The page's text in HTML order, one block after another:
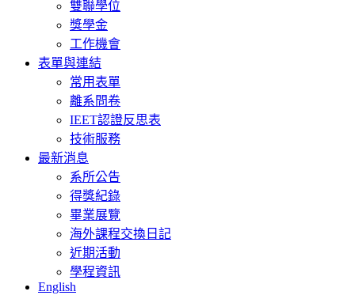
雙聯學位
獎學金
工作機會
表單與連結
常用表單
離系問卷
IEET認證反思表
技術服務
最新消息
系所公告
得獎紀錄
畢業展覽
海外課程交換日記
近期活動
學程資訊
English